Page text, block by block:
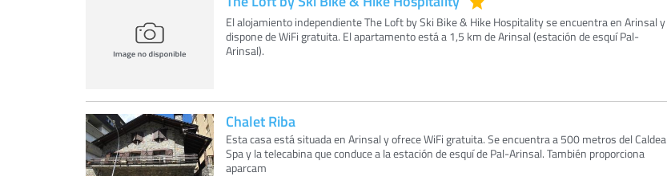
El alojamiento independiente The Loft by Ski Bike & Hike Hospitality se encuentra en Arinsal y
dispone de WiFi gratuita. El apartamento está a 1,5 km de Arinsal (estación de esquí Pal-
Arinsal).
Chalet Riba
Esta casa está situada en Arinsal y ofrece WiFi gratuita. Se encuentra a 500 metros del Caldea
Spa y la telecabina que conduce a la estación de esquí de Pal-Arinsal. También proporciona
aparcam